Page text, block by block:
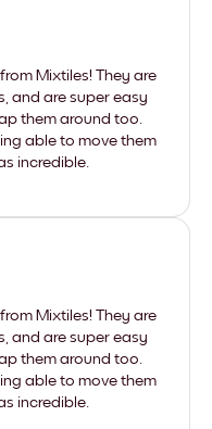
Mixtiles! They are
and are super easy
them around too.
able to move them
incredible.
Mixtiles! They are
and are super easy
them around too.
able to move them
incredible.